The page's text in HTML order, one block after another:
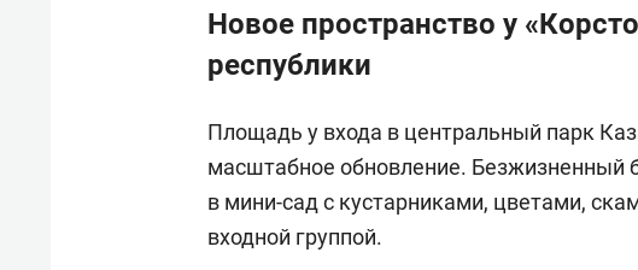
Новое пространство у
республики
Площадь у входа в центральный парк
масштабное обновление. Безжизненный
в мини-сад с кустарниками, цветами,
входной группой.